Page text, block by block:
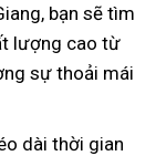
bạn sẽ tìm
lượng cao từ
sự thoải mái
dài thời gian